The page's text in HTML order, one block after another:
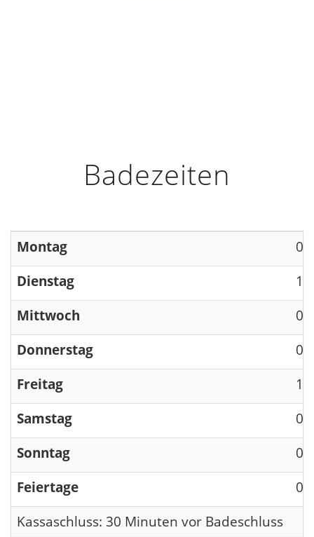
Badezeiten
Montag
Dienstag
Mittwoch
Donnerstag
Freitag
Samstag
Sonntag
Feiertage
Kassaschluss: 30 Minuten vor Badeschluss